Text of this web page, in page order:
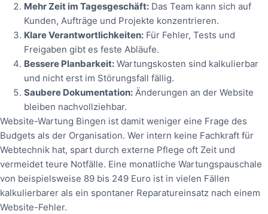
Mehr Zeit im Tagesgeschäft: Das Team kann sich auf
Kunden, Aufträge und Projekte konzentrieren.
Klare Verantwortlichkeiten: Für Fehler, Tests und
Freigaben gibt es feste Abläufe.
Bessere Planbarkeit: Wartungskosten sind kalkulierbar
und nicht erst im Störungsfall fällig.
Saubere Dokumentation: Änderungen an der Website
bleiben nachvollziehbar.
Website-Wartung Bingen ist damit weniger eine Frage des
Budgets als der Organisation. Wer intern keine Fachkraft für
Webtechnik hat, spart durch externe Pflege oft Zeit und
vermeidet teure Notfälle. Eine monatliche Wartungspauschale
von beispielsweise 89 bis 249 Euro ist in vielen Fällen
kalkulierbarer als ein spontaner Reparatureinsatz nach einem
Website-Fehler.